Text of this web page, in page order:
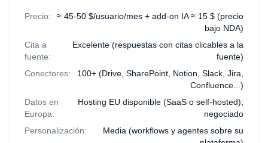
Precio:
≈ 45-50 $/usuario/mes + add-on IA ≈ 15 $ (precio
bajo NDA)
Cita a
fuente:
Excelente (respuestas con citas clicables a la
fuente)
Conectores:
100+ (Drive, SharePoint, Notion, Slack, Jira,
Confluence...)
Datos en
Europa:
Hosting EU disponible (SaaS o self-hosted);
negociado
Personalización:
Media (workflows y agentes sobre su